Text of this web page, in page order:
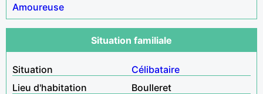
Amoureuse
Situation familiale
Situation
Célibataire
Lieu d'habitation
Boulleret